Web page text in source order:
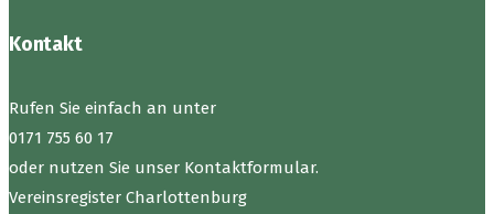
Kontakt
Rufen Sie einfach an unter
0171 755 60 17
oder nutzen Sie unser Kontaktformular.
Vereinsregister Charlottenburg